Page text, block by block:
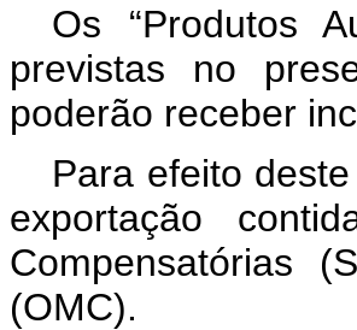
Os “Produtos
previstas no
poderão receber
Para efeito
exportação
Compensatórias
(OMC).